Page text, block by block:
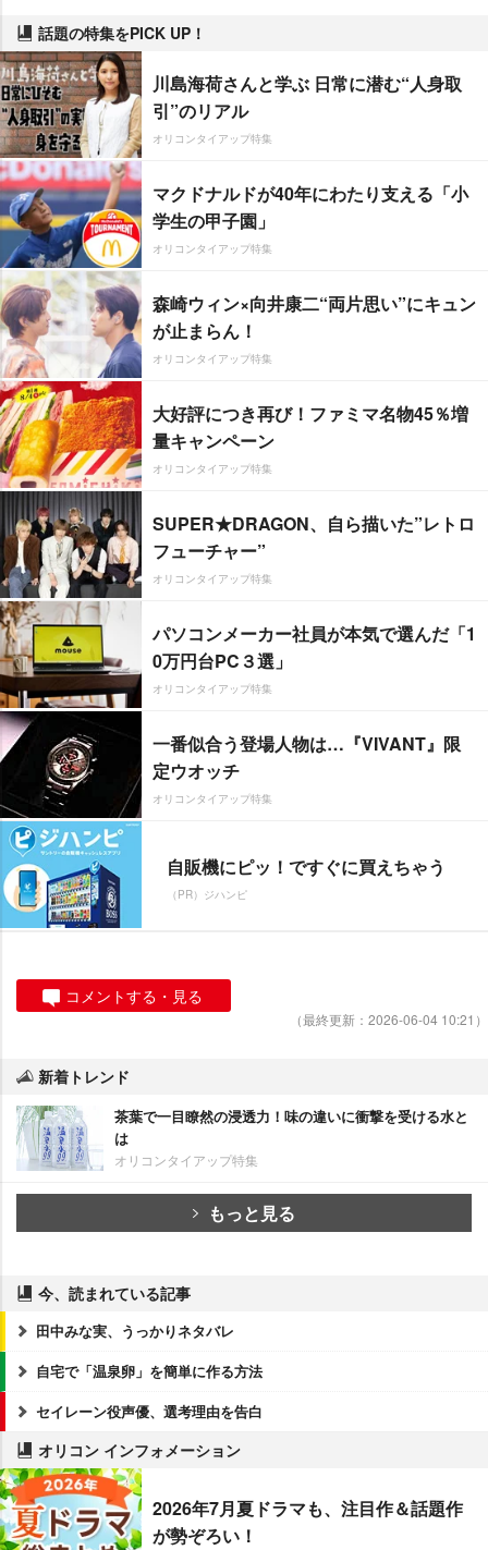
話題の特集をPICK UP！
川島海荷さんと学ぶ 日常に潜む“人身取
引”のリアル
オリコンタイアップ特集
マクドナルドが40年にわたり支える「小
学生の甲子園」
オリコンタイアップ特集
森崎ウィン×向井康二“両片思い”にキュン
が止まらん！
オリコンタイアップ特集
大好評につき再び！ファミマ名物45％増
量キャンペーン
オリコンタイアップ特集
SUPER★DRAGON、自ら描いた”レトロ
フューチャー”
オリコンタイアップ特集
パソコンメーカー社員が本気で選んだ「1
0万円台PC３選」
オリコンタイアップ特集
一番似合う登場人物は…『VIVANT』限
定ウオッチ
オリコンタイアップ特集
自販機にピッ！ですぐに買えちゃう
（PR）ジハンピ
コメントする・見る
（最終更新：2026-06-04 10:21）
新着トレンド
茶葉で一目瞭然の浸透力！味の違いに衝撃を受ける水と
は
オリコンタイアップ特集
もっと見る
今、読まれている記事
田中みな実、うっかりネタバレ
自宅で「温泉卵」を簡単に作る方法
セイレーン役声優、選考理由を告白
オリコン インフォメーション
2026年7月夏ドラマも、注目作＆話題作
が勢ぞろい！